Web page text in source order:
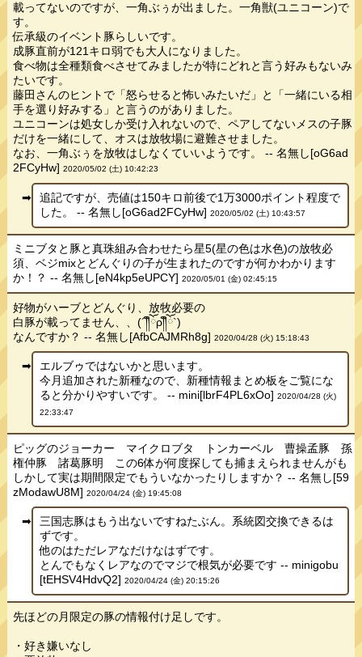
載ってないのですが、一角ぶぅが出ました。一角獣(ユニコーン)で
す。
伝承級のイベント豚らしいです。
成豚直前が121キロ弱でも大人になりました。
食べ物は全種類食べさせてみましたが特にどれと言う好みもないみ
たいです。
藤田さんのヒントで「怒らせると怖いみたいだ」と「一緒にいる相
手を選り好みする」と言うのがありました。
ユニコーンは処女しか受け入れないので、ペアしてないメスの子豚
だけを一緒にして、オスは放牧場に避難させました。
なお、一角ぶぅを放牧はしなくていいようです。 -- 名無し[oG6ad
2FCyHw]2020/05/02 (土) 10:42:23
追記ですが、売値は150キロ前後で1万3000ポイント程度で
した。 -- 名無し[oG6ad2FCyHw] 2020/05/02 (土) 10:43:57
ミニブタと豚と真珠組み合わせたら星5(星の色は水色)の放牧必
須、ベジmixとどんぐりの子が生まれたのですが何かわかります
か！？ -- 名無し[eN4kp5eUPCY]2020/05/01 (金) 02:45:15
好物がハーブとどんぐり、放牧必要の
白豚が載ってません、、(´༎ຶོρ༎ຶོ`)
なんですか？ -- 名無し[AfbCAJMRh8g]2020/04/28 (火) 15:18:43
エルブゥではないかと思います。
今月追加された新種なので、新種情報まとめ板をご覧にな
ると分かりやすいです。 -- mini[lbrF4PL6xOo] 2020/04/28 (火)
22:33:47
ピッグのジョーカー マイクロブタ トンカーベル 曹操孟豚 孫
権仲豚 諸葛豚明 この6体が何度探しても捕まえられませんがも
しかして実は期間限定でもういなかったりしますか？ -- 名無し[59
zModawU8M]2020/04/24 (金) 19:45:08
三国志豚はもう出ないですねたぶん。系統図交換できるは
ずです。
他のはただレアなだけなはずです。
とんでもなくレアなのでマジで根気が必要です -- minigobu
[tEHSV4HdvQ2] 2020/04/24 (金) 20:15:26
先ほどの月限定の豚の情報付け足しです。
・好き嫌いなし